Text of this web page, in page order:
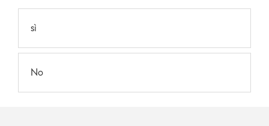
sì
No